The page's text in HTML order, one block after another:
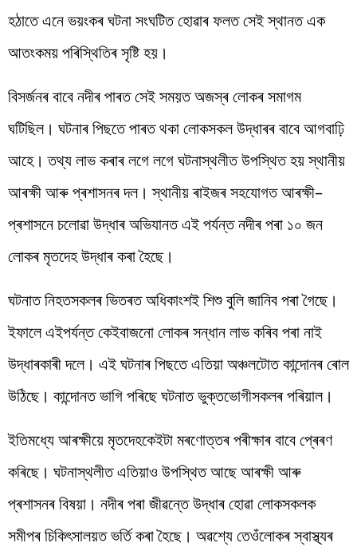
হঠাতে এনেভয়ংকৰঘটনাসংঘটিতহোৱাৰফলতসেইস্থানতএক
আতংকময়পৰিস্থিতিৰসৃষ্টিহয় ।
বিসৰ্জনৰ বাবে নদীৰ পাৰতসেইসময়তঅজস্ৰলোকৰসমাগম
ঘটিছিল। ঘটনাৰপিছতেপাৰতথকালোকসকলউদ্ধাৰৰবাবেআগবাঢ়ি
আহে। তথ্য লাভ কৰাৰ লগে লগে ঘটনাস্থলীত উপস্থিত হয়স্থানীয়
আৰক্ষী আৰু প্ৰশাসনৰ দল। স্থানীয়ৰাইজৰসহযোগতআৰক্ষী–
প্ৰশাসনেচলোৱাউদ্ধাৰঅভিযানত এই পৰ্যন্ত নদীৰ পৰা ১০ জন
লোকৰ মৃতদেহ উদ্ধাৰ কৰা হৈছে।
ঘটনাতনিহতসকলৰভিতৰত অধিকাংশই শিশুবুলিজানিবপৰাগৈছে।
ইফালেএইপৰ্যন্তকেইবাজনোলোকৰসন্ধানলাভকৰিবপৰানাই
উদ্ধাৰকাৰীদলে। এইঘটনাৰপিছতেএতিয়াঅঞ্চলটোতকান্দোনৰৰোল
উঠিছে। কান্দোনতভাগিপৰিছেঘটনাতভুক্তভোগীসকলৰপৰিয়াল।
ইতিমধ্যেআৰক্ষীয়ে মৃতদেহকেইটা মৰণোত্তৰ পৰীক্ষাৰ বাবে প্ৰেৰণ
কৰিছে। ঘটনাস্থলীত এতিয়াও উপস্থিত আছে আৰক্ষী আৰু
প্ৰশাসনৰ বিষয়া। নদীৰ পৰা জীৱন্তেউদ্ধাৰ হোৱা লোকসকলক
সমীপৰ চিকিৎসালয়ত ভৰ্তি কৰা হৈছে। অৱশ্যেতেওঁলোকৰস্বাস্থ্যৰ